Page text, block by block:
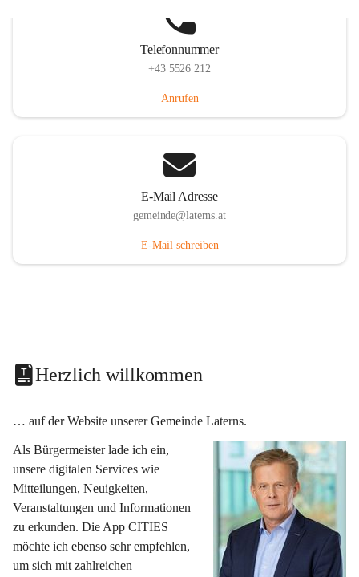
Telefonnummer
+43 5526 212
Anrufen
E-Mail Adresse
gemeinde@laterns.at
E-Mail schreiben
Herzlich willkommen
… auf der Website unserer Gemeinde Laterns.
Als Bürgermeister lade ich ein,
unsere digitalen Services wie
Mitteilungen, Neuigkeiten,
Veranstaltungen und Informationen
zu erkunden. Die App CITIES
möchte ich ebenso sehr empfehlen,
um sich mit zahlreichen